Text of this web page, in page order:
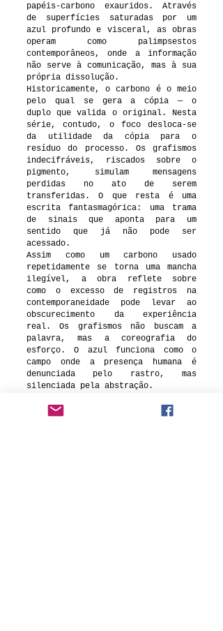
papéis-carbono exauridos. Através
de superfícies saturadas por um
azul profundo e visceral, as obras
operam como palimpsestos
contemporâneos, onde a informação
não serve à comunicação, mas à sua
própria dissolução.
Historicamente, o carbono é o meio
pelo qual se gera a cópia — o
duplo que valida o original. Nesta
série, contudo, o foco desloca-se
da utilidade da cópia para o
resíduo do processo. Os grafismos
indecifráveis, riscados sobre o
pigmento, simulam mensagens
perdidas no ato de serem
transferidas. O que resta é uma
escrita fantasmagórica: uma trama
de sinais que aponta para um
sentido que já não pode ser
acessado.
Assim como um carbono usado
repetidamente se torna uma mancha
ilegível, a obra reflete sobre
como o excesso de registros na
contemporaneidade pode levar ao
obscurecimento da experiência
real. Os grafismos não buscam a
palavra, mas a coreografia do
esforço. O azul funciona como o
campo onde a presença humana é
denunciada pelo rastro, mas
silenciada pela abstração.
a presença vibrante da cor frente